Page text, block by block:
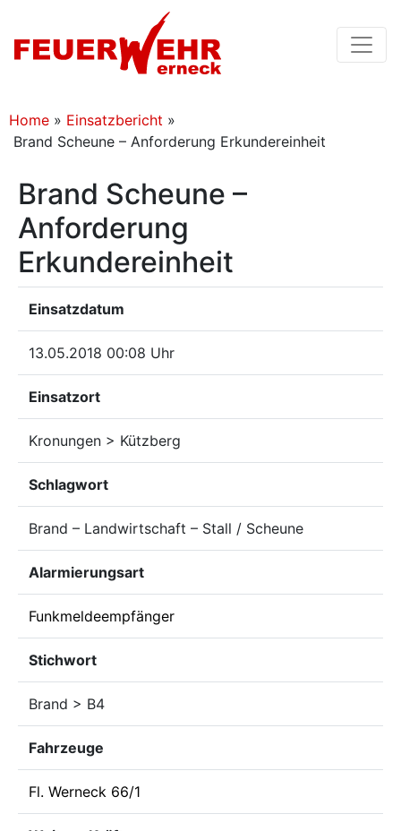
Home » Einsatzbericht »
Brand Scheune – Anforderung Erkundereinheit
Brand Scheune –
Anforderung
Erkundereinheit
Einsatzdatum
13.05.2018 00:08 Uhr
Einsatzort
Kronungen > Kützberg
Schlagwort
Brand – Landwirtschaft – Stall / Scheune
Alarmierungsart
Funkmeldeempfänger
Stichwort
Brand > B4
Fahrzeuge
Fl. Werneck 66/1